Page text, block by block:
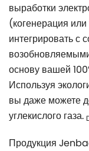
выработки
(когенерация
интегрировать с
основу вашей
Используя
вы даже можете
углекислого газа.
Продукция